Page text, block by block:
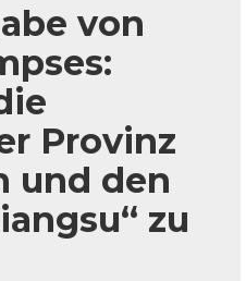
von
Provinz
und den
zu